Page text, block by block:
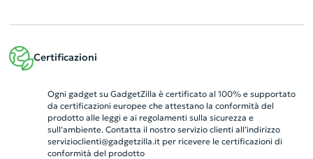
Certificazioni
Ogni gadget su GadgetZilla è certificato al 100% e supportato
da certificazioni europee che attestano la conformità del
prodotto alle leggi e ai regolamenti sulla sicurezza e
sull'ambiente. Contatta il nostro servizio clienti all’indirizzo
servizioclienti@gadgetzilla.itper ricevere le certificazioni di
conformità del prodotto